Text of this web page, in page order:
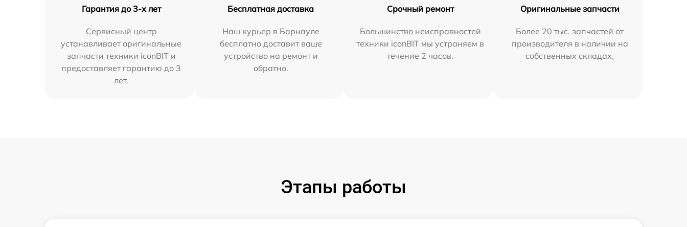
Гарантия до 3-х лет
Сервисный центр
устанавливает оригинальные
запчасти техники iconBIT и
предоставляет гарантию до 3
лет.
Бесплатная доставка
Наш курьер в Барнауле
бесплатно доставит ваше
устройство на ремонт и
обратно.
Срочный ремонт
Большинство неисправностей
техники iconBIT мы устраняем в
течение 2 часов.
Оригинальные запчасти
Более 20 тыс. запчастей от
производителя в наличии на
собственных складах.
Этапы работы